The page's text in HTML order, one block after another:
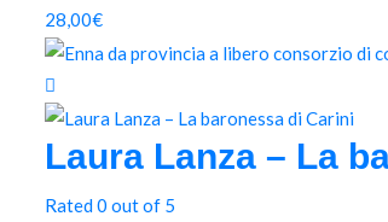
28,00€
Laura Lanza – La
Rated 0 out of 5